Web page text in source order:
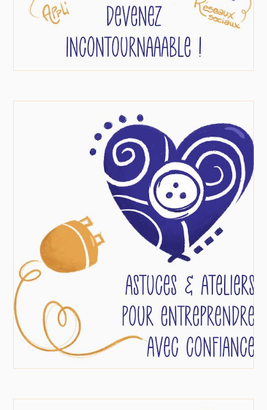
EN SAVOIR PLUS
Réseaux sociaux
Propulsez votre potentiel.
mentorat personnalisé, surmontez les
obstacles et développez votre esprit
entrepreneurial. Recevez des conseils
pratiques et un soutien continu pour atteindre
vos objectifs et vous épanouir dans votre
aventure.